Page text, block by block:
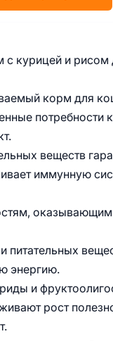
с курицей и рисом
корм для
потребности
веществ
иммунную
энергию.
и
рост